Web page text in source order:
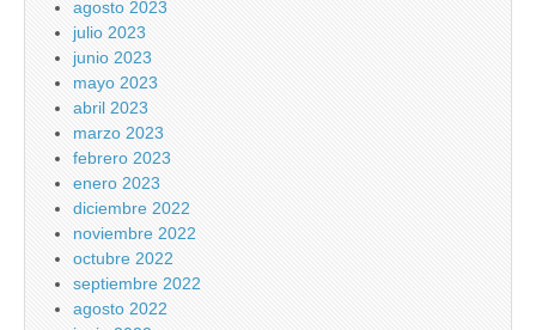
agosto 2023
julio 2023
junio 2023
mayo 2023
abril 2023
marzo 2023
febrero 2023
enero 2023
diciembre 2022
noviembre 2022
octubre 2022
septiembre 2022
agosto 2022